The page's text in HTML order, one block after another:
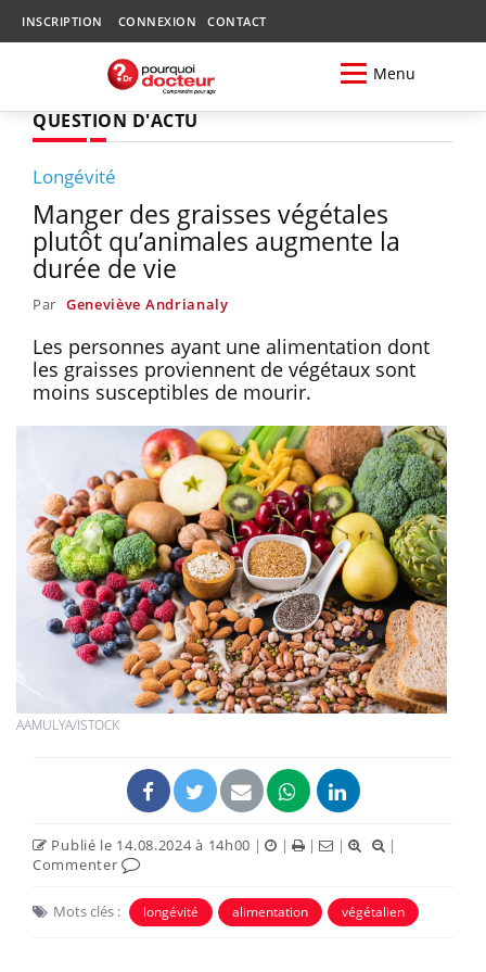
INSCRIPTION CONNEXION CONTACT
Menu
QUESTION D'ACTU
Longévité
Manger des graisses végétales
plutôt qu’animales augmente la
durée de vie
Par Geneviève Andrianaly
Les personnes ayant une alimentation dont
les graisses proviennent de végétaux sont
moins susceptibles de mourir.
AAMULYA/ISTOCK
Publié le 14.08.2024 à 14h00 | | | |
|
Commenter
Mots clés : longévité alimentation végétalien